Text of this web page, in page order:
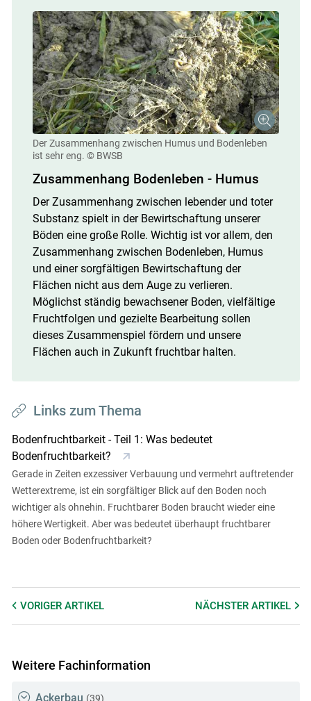
Der Zusammenhang zwischen Humus und Bodenleben
ist sehr eng. © BWSB
Zusammenhang Bodenleben - Humus
Der Zusammenhang zwischen lebender und toter
Substanz spielt in der Bewirtschaftung unserer
Böden eine große Rolle. Wichtig ist vor allem, den
Zusammenhang zwischen Bodenleben, Humus
und einer sorgfältigen Bewirtschaftung der
Flächen nicht aus dem Auge zu verlieren.
Möglichst ständig bewachsener Boden, vielfältige
Fruchtfolgen und gezielte Bearbeitung sollen
dieses Zusammenspiel fördern und unsere
Flächen auch in Zukunft fruchtbar halten.
Links zum Thema
Bodenfruchtbarkeit - Teil 1: Was bedeutet
Bodenfruchtbarkeit?
Gerade in Zeiten exzessiver Verbauung und vermehrt auftretender
Wetterextreme, ist ein sorgfältiger Blick auf den Boden noch
wichtiger als ohnehin. Fruchtbarer Boden braucht wieder eine
höhere Wertigkeit. Aber was bedeutet überhaupt fruchtbarer
Boden oder Bodenfruchtbarkeit?
VORIGER ARTIKEL NÄCHSTERARTIKEL
Weitere Fachinformation
Ackerbau (39)